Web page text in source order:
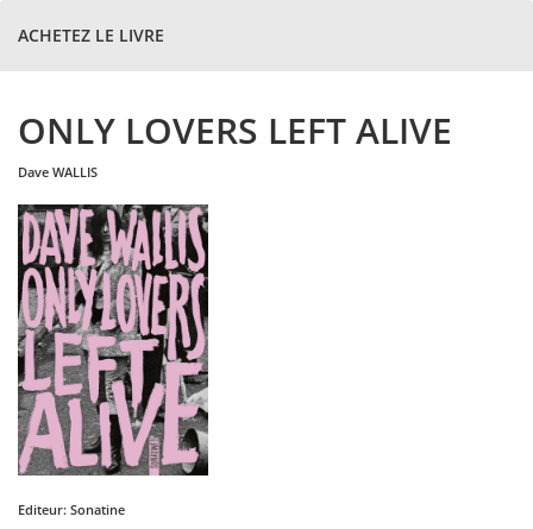
ACHETEZ LE LIVRE
ONLY LOVERS LEFT ALIVE
dave WALLIS
Editeur: Sonatine